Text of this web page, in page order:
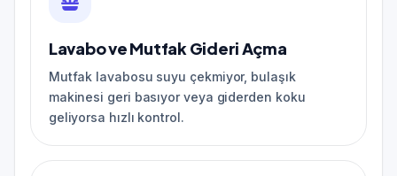
Lavabo ve Mutfak Gideri Açma
Mutfak lavabosu suyu çekmiyor, bulaşık
makinesi geri basıyor veya giderden koku
geliyorsa hızlı kontrol.